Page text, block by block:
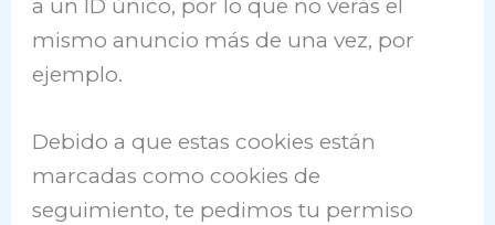
a un ID único, por lo que no verás el
mismo anuncio más de una vez, por
ejemplo.
Debido a que estas cookies están
marcadas como cookies de
seguimiento, te pedimos tu permiso